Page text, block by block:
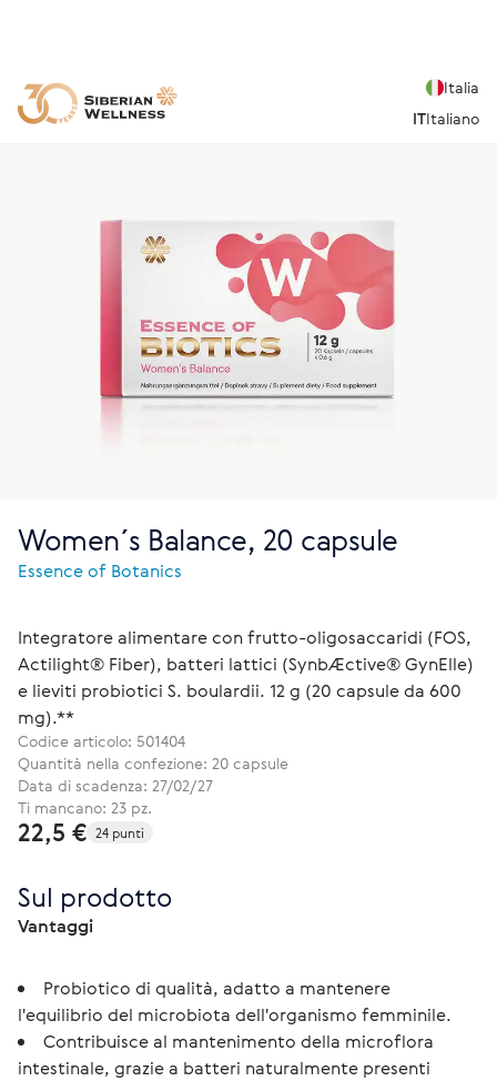
Italia
ITItaliano
Women´s Balance, 20 capsule
Essence of Botanics
Integratore alimentare con frutto-oligosaccaridi (FOS,
Actilight® Fiber), batteri lattici (SynbÆctive® GynElle)
e lieviti probiotici S. boulardii. 12 g (20 capsule da 600
mg).**
Codice articolo: 501404
Quantità nella confezione: 20 capsule
Data di scadenza: 27/02/27
Ti mancano: 23 pz.
22,5 € 24 punti
Sul prodotto
Vantaggi
Probiotico di qualità, adatto a mantenere
l'equilibrio del microbiota dell'organismo femminile.
Contribuisce al mantenimento della microflora
intestinale, grazie a batteri naturalmente presenti